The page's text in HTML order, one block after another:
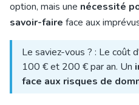
option, mais une nécessité
savoir-faire face aux
Le saviez-vous ? : Le coût
100 € et 200 € par an. Un
face aux risques de